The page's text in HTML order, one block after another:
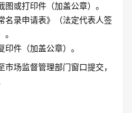
图或打印件（加盖公章）。
名录申请表》（法定代表人签
印件（加盖公章）。
市场监督管理部门窗口提交，